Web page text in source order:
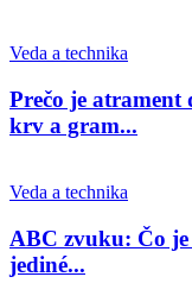
Veda a technika
Prečo je
krv a gram...
Veda a technika
ABC zvuku: Čo
jediné...